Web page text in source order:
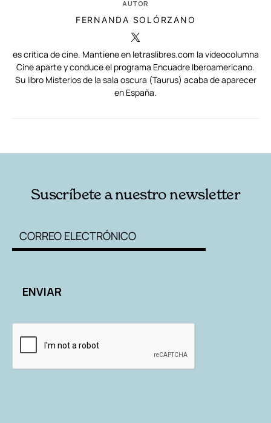
AUTOR
FERNANDA SOLÓRZANO
es crítica de cine. Mantiene en letraslibres.com la videocolumna
Cine aparte y conduce el programa Encuadre Iberoamericano.
Su libro Misterios de la sala oscura (Taurus) acaba de aparecer
en España.
Suscríbete a nuestro newsletter